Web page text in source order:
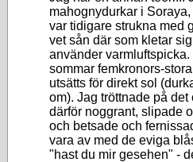
mahognydurkar i
var tidigare strukna med
vet sån där som kletar
använder
sommar femkronors-
utsätts för direkt sol
om). Jag tröttnade på
därför noggrant, slipade
och betsade och
vara av med de eviga
"hast du mir gesehen" -